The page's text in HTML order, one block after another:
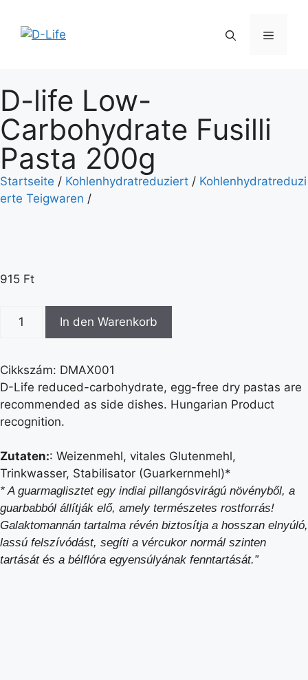
D-life Low-
Carbohydrate Fusilli
Pasta 200g
Startseite / Kohlenhydratreduziert / Kohlenhydratreduzi
erte Teigwaren /
915 Ft
In den Warenkorb
Cikkszám: DMAX001
D-Life reduced-carbohydrate, egg-free dry pastas are
recommended as side dishes. Hungarian Product
recognition.
Zutaten:: Weizenmehl, vitales Glutenmehl,
Trinkwasser, Stabilisator (Guarkernmehl)*
* A guarmaglisztet egy indiai pillangósvirágú növényből, a
guarbabból állítják elő, amely természetes rostforrás!
Galaktomannán tartalma révén biztosítja a hosszan elnyúló,
lassú felszívódást, segíti a vércukor normál szinten
tartását és a bélflóra egyensúlyának fenntartását.”